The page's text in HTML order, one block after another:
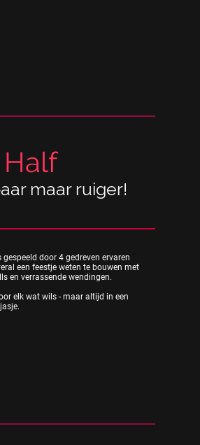
maar ruiger!
gespeeld door 4 gedreven ervaren
een feestje weten te bouwen met
en verrassende wendingen.
elk wat wils - maar altijd in een